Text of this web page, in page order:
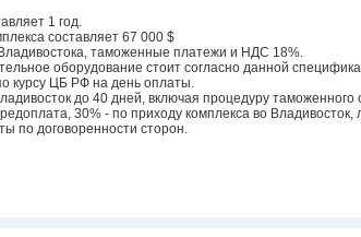
1 год.
составляет 67 000 $
Владивостока, таможенные платежи и НДС 18%.
оборудование стоит согласно данной
курсу ЦБ РФ на день оплаты.
до 40 дней, включая процедуру
30% - по приходу комплекса во Владивосток,
по договоренности сторон.